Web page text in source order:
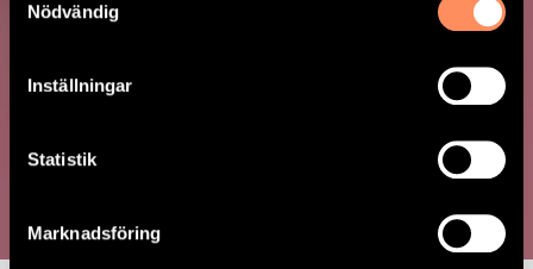
Nödvändig
Inställningar
Statistik
Marknadsföring
Björnbärscrunch
Näringsvärde per 100 gram:
Energi 536kJ,